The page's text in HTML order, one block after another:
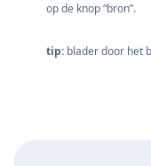
op de knop “bron”.
tip: blader door het